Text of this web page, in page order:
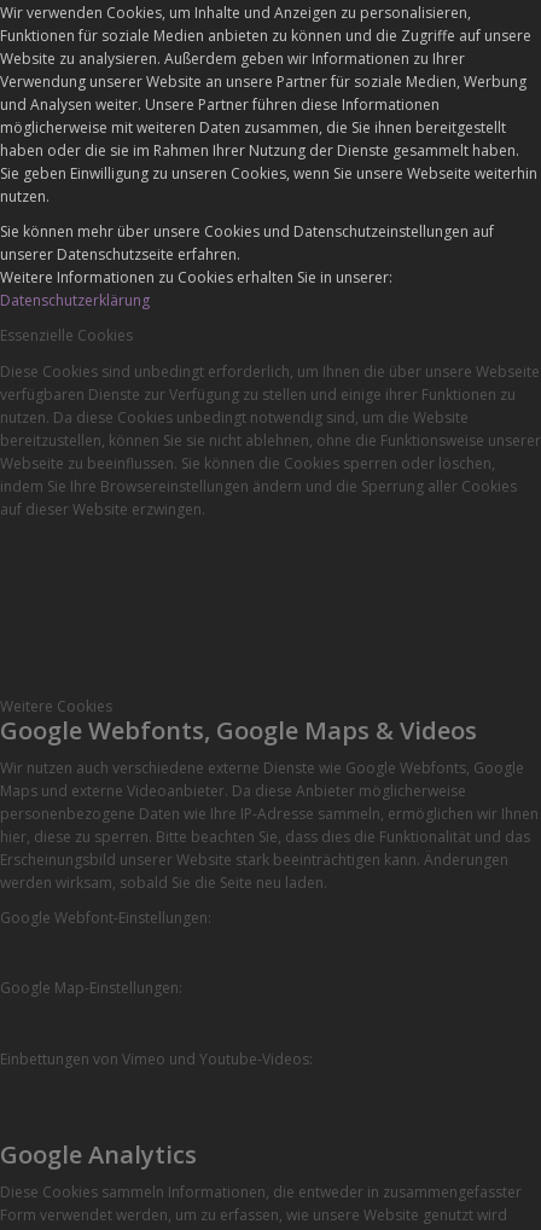
Wir verwenden Cookies, um Inhalte und Anzeigen zu personalisieren,
Funktionen für soziale Medien anbieten zu können und die Zugriffe auf unsere
Website zu analysieren. Außerdem geben wir Informationen zu Ihrer
Verwendung unserer Website an unsere Partner für soziale Medien, Werbung
und Analysen weiter. Unsere Partner führen diese Informationen
möglicherweise mit weiteren Daten zusammen, die Sie ihnen bereitgestellt
haben oder die sie im Rahmen Ihrer Nutzung der Dienste gesammelt haben.
Sie geben Einwilligung zu unseren Cookies, wenn Sie unsere Webseite weiterhin
nutzen.
Sie können mehr über unsere Cookies und Datenschutzeinstellungen auf
unserer Datenschutzseite erfahren.
Weitere Informationen zu Cookies erhalten Sie in unserer:
Datenschutzerklärung
Essenzielle Cookies
Diese Cookies sind unbedingt erforderlich, um Ihnen die über unsere Webseite
verfügbaren Dienste zur Verfügung zu stellen und einige ihrer Funktionen zu
nutzen. Da diese Cookies unbedingt notwendig sind, um die Website
bereitzustellen, können Sie sie nicht ablehnen, ohne die Funktionsweise unserer
Webseite zu beeinflussen. Sie können die Cookies sperren oder löschen,
indem Sie Ihre Browsereinstellungen ändern und die Sperrung aller Cookies
auf dieser Website erzwingen.
Weitere Cookies
Google Webfonts, Google Maps & Videos
Wir nutzen auch verschiedene externe Dienste wie Google Webfonts, Google
Maps und externe Videoanbieter. Da diese Anbieter möglicherweise
personenbezogene Daten wie Ihre IP-Adresse sammeln, ermöglichen wir Ihnen
hier, diese zu sperren. Bitte beachten Sie, dass dies die Funktionalität und das
Erscheinungsbild unserer Website stark beeinträchtigen kann. Änderungen
werden wirksam, sobald Sie die Seite neu laden.
Google Webfont-Einstellungen:
Google Map-Einstellungen:
Einbettungen von Vimeo und Youtube-Videos:
Google Analytics
Diese Cookies sammeln Informationen, die entweder in zusammengefasster
Form verwendet werden, um zu erfassen, wie unsere Website genutzt wird